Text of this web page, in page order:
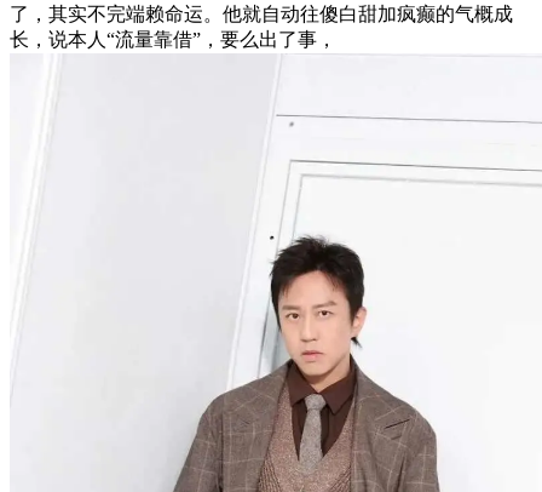
了，其实不完端赖命运。他就自动往傻白甜加疯癫的气概成
长，说本人“流量靠借”，要么出了事，